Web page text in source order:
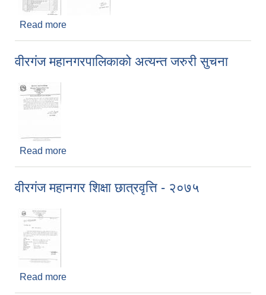
Read more
वीरगंज महानगरपालिकाको अत्यन्त जरुरी सुचना
Read more
वीरगंज महानगर शिक्षा छात्रवृत्ति - २०७५
Read more